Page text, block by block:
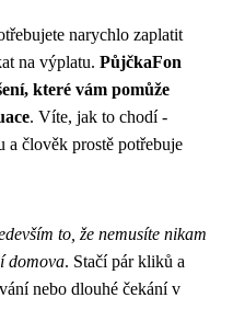
narychlo zaplatit
na výplatu. PůjčkaFon
které vám pomůže
. Víte, jak to chodí -
a člověk prostě potřebuje
to, že nemusíte nikam
domova. Stačí pár kliků a
nebo dlouhé čekání v